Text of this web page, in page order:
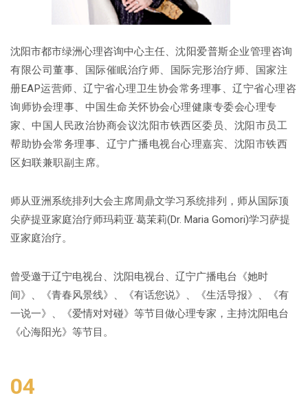
沈阳市都市绿洲心理咨询中心主任、 沈阳爱普斯企业管理咨询
有限公司董事、 国际催眠治疗师、 国际完形治疗师、 国家注
册EAP运营师、辽宁省心理卫生协会常务理事、辽宁省心理咨
询师协会理事、 中国生命关怀协会心理健康专委会心理专
家、中国人民政治协商会议沈阳市铁西区委员、 沈阳市员工
帮助协会常务理事、 辽宁广播电视台心理嘉宾、 沈阳市铁西
区妇联兼职副主席。
师从亚洲系统排列大会主席周鼎文学习系统排列，师从国际顶
尖萨提亚家庭治疗师玛莉亚·葛茉莉(Dr. Maria Gomori)学习萨提
亚家庭治疗。
曾受邀于辽宁电视台、沈阳电视台、辽宁广播电台《她时
间》、《青春风景线》、《有话您说》、《生活导报》、《有
一说一》、《爱情对对碰》等节目做心理专家，主持沈阳电台
《心海阳光》等节目。
04